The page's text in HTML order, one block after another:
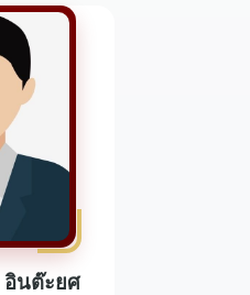
อินต๊ะยศ